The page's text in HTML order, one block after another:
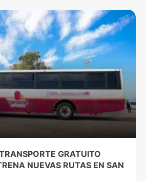
GRATUITO
NUEVAS RUTAS EN SAN